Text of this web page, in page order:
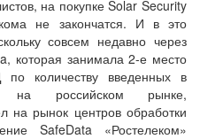
на покупке Solar Security
не закончатся. И в это
совсем недавно через
которая занимала 2-е место
количеству введенных в
на российском рынке,
на рынок центров обработки
SafeData «Ростелеком»